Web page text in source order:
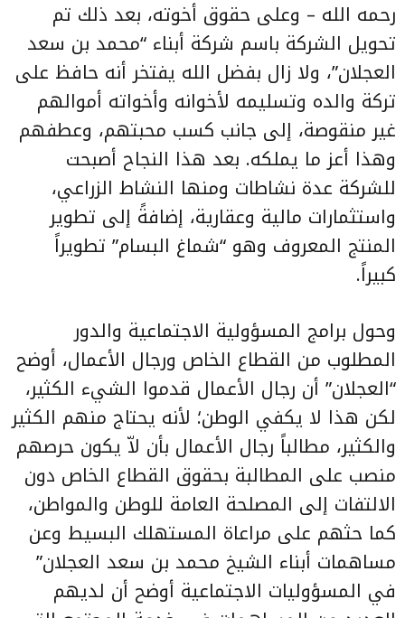
رحمه الله – وعلى حقوق أخوته، بعد ذلك تم
تحويل الشركة باسم شركة أبناء “محمد بن سعد
العجلان”، ولا زال بفضل الله يفتخر أنه حافظ على
تركة والده وتسليمه لأخوانه وأخواته أموالهم
غير منقوصة، إلى جانب كسب محبتهم، وعطفهم
وهذا أعز ما يملكه. بعد هذا النجاح أصبحت
للشركة عدة نشاطات ومنها النشاط الزراعي،
واستثمارات مالية وعقارية، إضافةً إلى تطوير
المنتج المعروف وهو “شماغ البسام” تطويراً
كبيراً.
وحول برامج المسؤولية الاجتماعية والدور
المطلوب من القطاع الخاص ورجال الأعمال، أوضح
“العجلان” أن رجال الأعمال قدموا الشيء الكثير،
لكن هذا لا يكفي الوطن؛ لأنه يحتاج منهم الكثير
والكثير، مطالباً رجال الأعمال بأن لاّ يكون حرصهم
منصب على المطالبة بحقوق القطاع الخاص دون
الالتفات إلى المصلحة العامة للوطن والمواطن،
كما حثهم على مراعاة المستهلك البسيط وعن
مساهمات أبناء الشيخ محمد بن سعد العجلان”
في المسؤوليات الاجتماعية أوضح أن لديهم